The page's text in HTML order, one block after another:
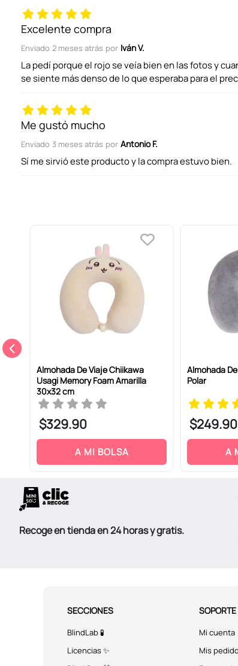
Dirección de email
Excelente compra
Enviado 2 meses atrás por Iván V.
La pedí porque el rojo se veía bien en las fotos y
se siente más denso de lo que esperaba para el
Me gustó mucho
Enviado 3 meses atrás por Antonio F.
Sí me sirvió este producto y la compra estuvo bien.
Almohada De Viaje Chiikawa
Usagi Memory Foam Amarilla
30x32 cm
$329.90
A MI BOLSA
Almohada
Polar
$249.90
A
Recoge en tienda en 24 horas y gratis.
SECCIONES
BlindLab 🧪
Licencias ✨
SOPORTE
Mi cuenta
Mis